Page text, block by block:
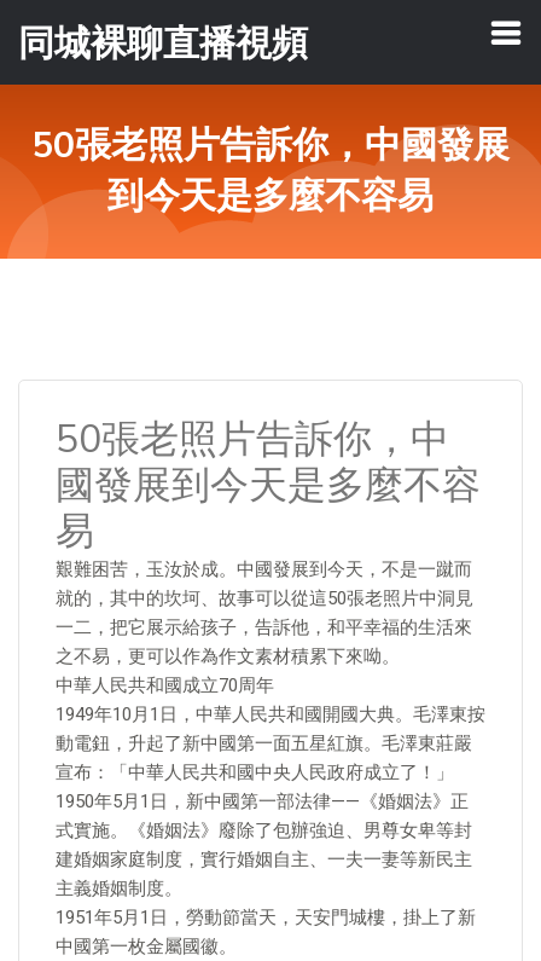
同城裸聊直播視頻
50張老照片告訴你，中國發展
到今天是多麼不容易
50張老照片告訴你，中
國發展到今天是多麼不容
易
艱難困苦，玉汝於成。中國發展到今天，不是一蹴而
就的，其中的坎坷、故事可以從這50張老照片中洞見
一二，把它展示給孩子，告訴他，和平幸福的生活來
之不易，更可以作為作文素材積累下來呦。
中華人民共和國成立70周年
1949年10月1日，中華人民共和國開國大典。毛澤東按
動電鈕，升起了新中國第一面五星紅旗。毛澤東莊嚴
宣布：「中華人民共和國中央人民政府成立了！」
1950年5月1日，新中國第一部法律——《婚姻法》正
式實施。《婚姻法》廢除了包辦強迫、男尊女卑等封
建婚姻家庭制度，實行婚姻自主、一夫一妻等新民主
主義婚姻制度。
1951年5月1日，勞動節當天，天安門城樓，掛上了新
中國第一枚金屬國徽。